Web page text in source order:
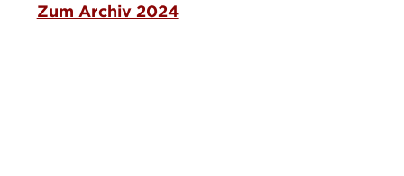
Zum Archiv 2024